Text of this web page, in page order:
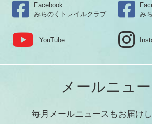
Facebook
みちのくトレイルクラブ
み
YouTube
メールニュ
毎月メールニュースもお届けし